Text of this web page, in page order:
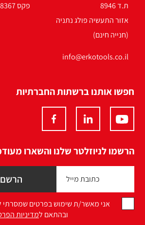
ת.ד 8946
אזור התעשיה פולג נתניה
(חנייה חינם)
פקס 09-8328367
info@erkotools.co.il
חפשו אותנו ברשתות החברתיות
הרשמו לניוזלטר שלנו והשארו
אני מאשר/ת שימוש בפרטים שמסרתי
ובהתאם למדיניות